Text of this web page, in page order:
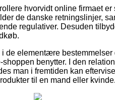
hvorvidt online firmaet
de danske retningslinjer,
regulativer. Desuden
i de elementære
benytter. I den
man i fremtiden kan
til en mand eller kvinde.